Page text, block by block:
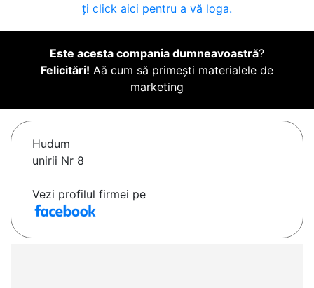
ți click aici pentru a vă loga.
Este acesta compania dumneavoastră?
Felicitări! Aă cum să primești materialele de
marketing
Hudum
unirii Nr 8
Vezi profilul firmei pe